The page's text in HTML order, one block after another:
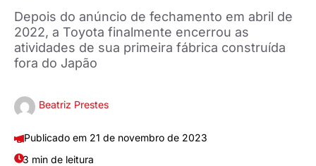
Depois do anúncio de fechamento em abril de
2022, a Toyota finalmente encerrou as
atividades de sua primeira fábrica construída
fora do Japão
Beatriz Prestes
21 de novembro de 2023
3 min de leitura